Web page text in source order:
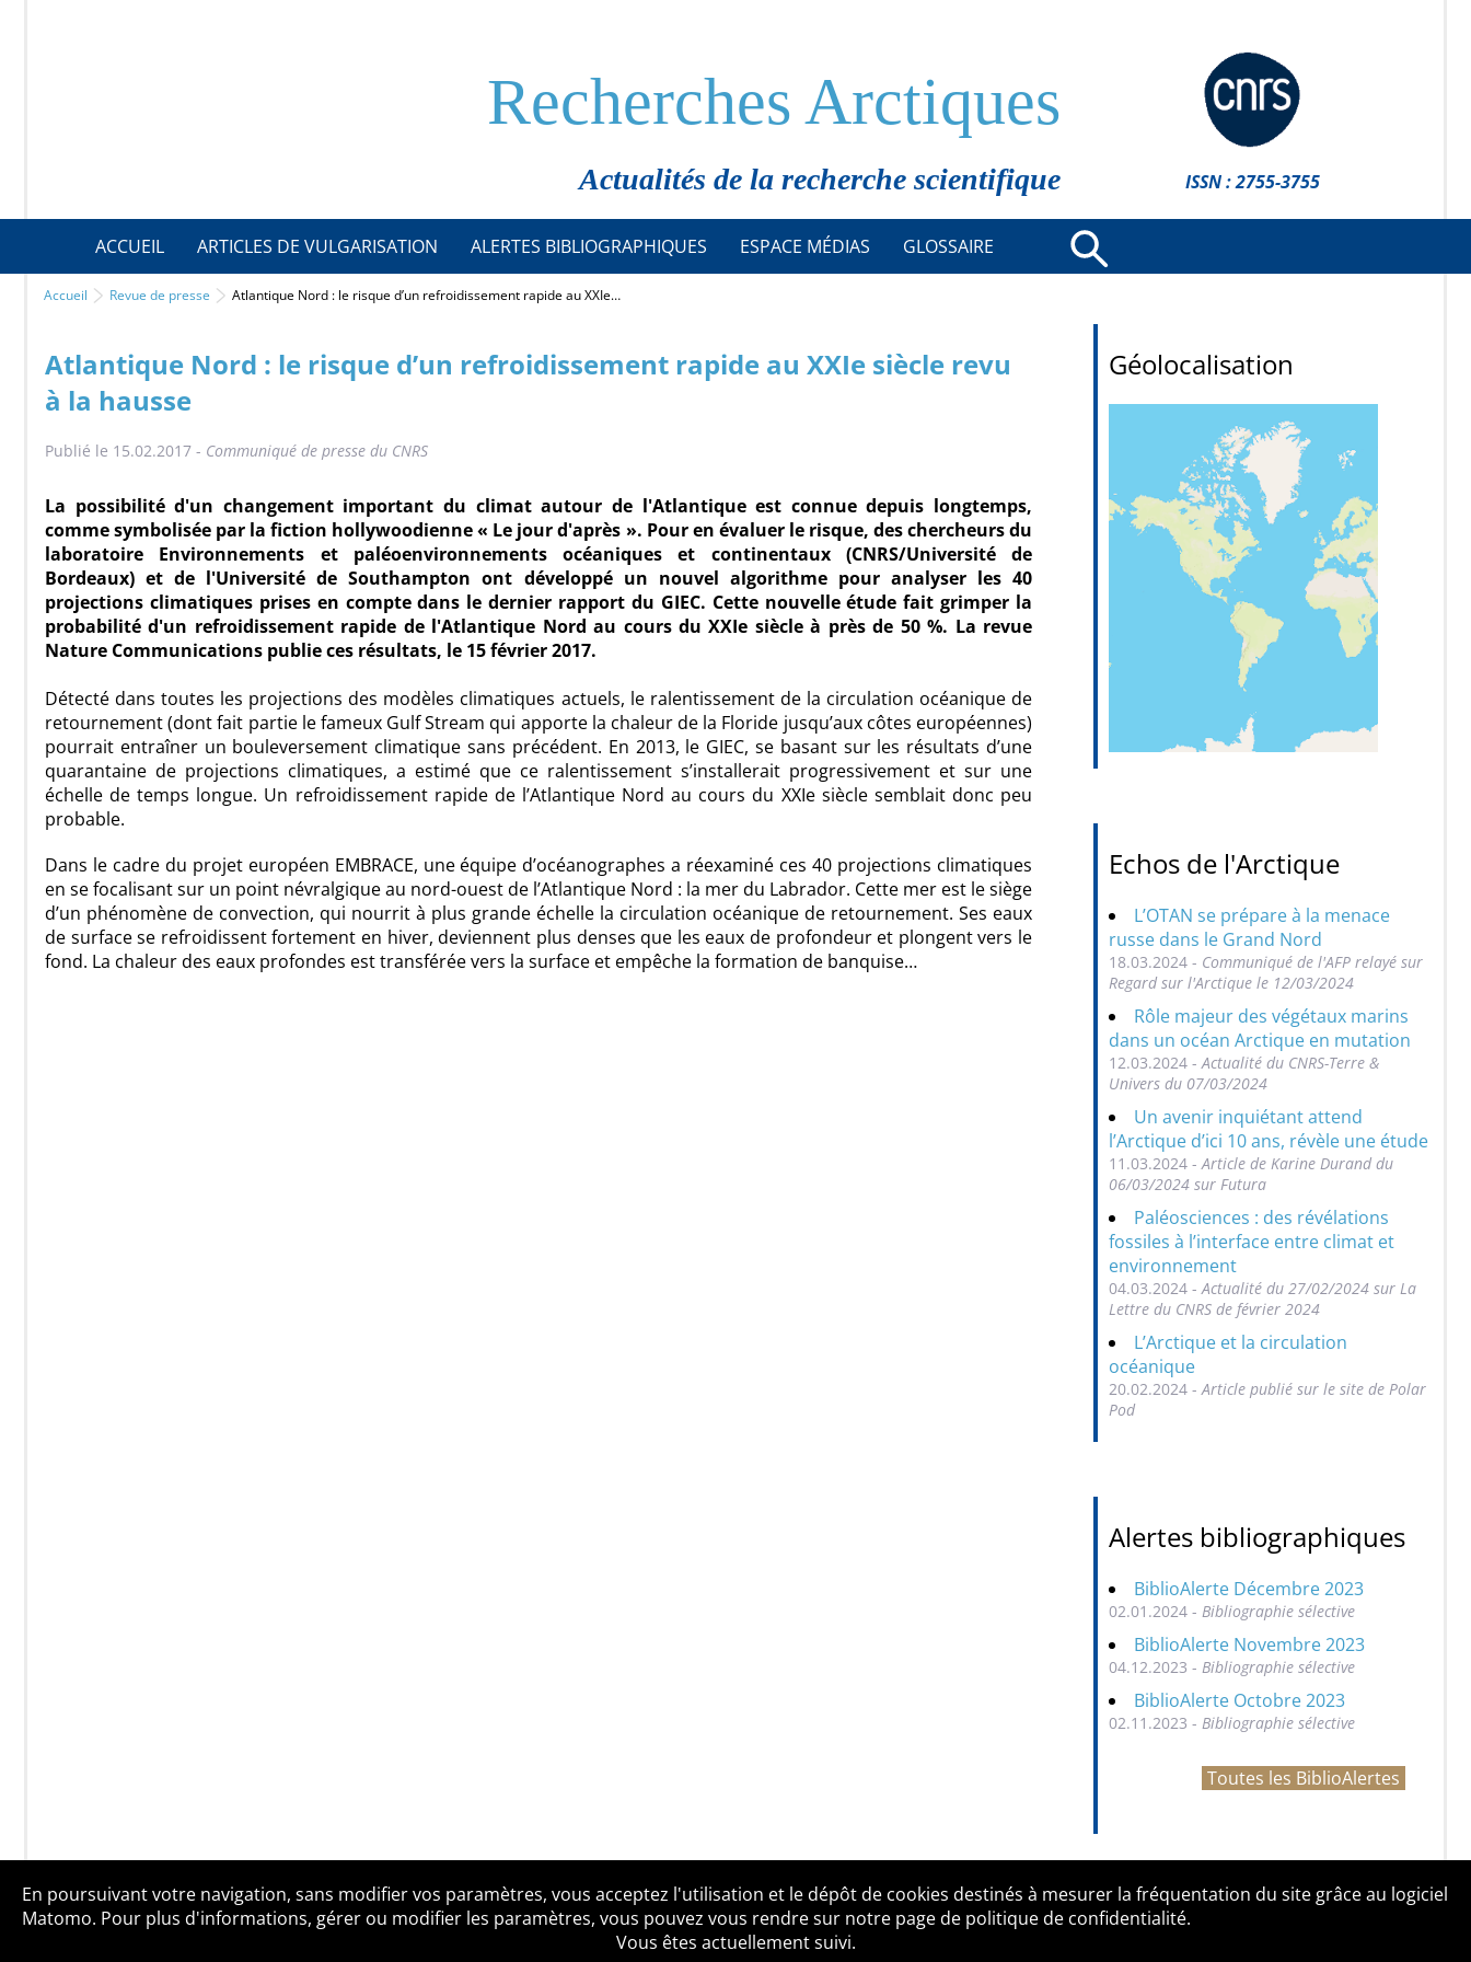
Recherches Arctiques
Actualités de la recherche scientifique ISSN : 2755-3755
ACCUEIL ARTICLES DE VULGARISATION ALERTES BIBLIOGRAPHIQUES ESPACE MÉDIAS GLOSSAIRE
Accueil Revue de presse Atlantique Nord : le risque d’un refroidissement rapide au XXIe…
Atlantique Nord : le risque d’un refroidissement rapide au XXIe siècle revu
à la hausse
Publié le 15.02.2017 - Communiqué de presse du CNRS
La possibilité d'un changement important du climat autour de l'Atlantique est connue depuis longtemps,
comme symbolisée par la fiction hollywoodienne « Le jour d'après ». Pour en évaluer le risque, des chercheurs du
laboratoire Environnements et paléoenvironnements océaniques et continentaux (CNRS/Université de
Bordeaux) et de l'Université de Southampton ont développé un nouvel algorithme pour analyser les 40
projections climatiques prises en compte dans le dernier rapport du GIEC. Cette nouvelle étude fait grimper la
probabilité d'un refroidissement rapide de l'Atlantique Nord au cours du XXIe siècle à près de 50 %. La revue
Nature Communications publie ces résultats, le 15 février 2017.
Détecté dans toutes les projections des modèles climatiques actuels, le ralentissement de la circulation océanique de
retournement (dont fait partie le fameux Gulf Stream qui apporte la chaleur de la Floride jusqu’aux côtes européennes)
pourrait entraîner un bouleversement climatique sans précédent. En 2013, le GIEC, se basant sur les résultats d’une
quarantaine de projections climatiques, a estimé que ce ralentissement s’installerait progressivement et sur une
échelle de temps longue. Un refroidissement rapide de l’Atlantique Nord au cours du XXIe siècle semblait donc peu
probable.
Dans le cadre du projet européen EMBRACE, une équipe d’océanographes a réexaminé ces 40 projections climatiques
en se focalisant sur un point névralgique au nord-ouest de l’Atlantique Nord : la mer du Labrador. Cette mer est le siège
d’un phénomène de convection, qui nourrit à plus grande échelle la circulation océanique de retournement. Ses eaux
de surface se refroidissent fortement en hiver, deviennent plus denses que les eaux de profondeur et plongent vers le
fond. La chaleur des eaux profondes est transférée vers la surface et empêche la formation de banquise…
Géolocalisation
Echos de l'Arctique
L’OTAN se prépare à la menace
russe dans le Grand Nord
18.03.2024 - Communiqué de l'AFP relayé sur
Regard sur l'Arctique le 12/03/2024
Rôle majeur des végétaux marins
dans un océan Arctique en mutation
12.03.2024 - Actualité du CNRS-Terre &
Univers du 07/03/2024
Un avenir inquiétant attend
l’Arctique d’ici 10 ans, révèle une étude
11.03.2024 - Article de Karine Durand du
06/03/2024 sur Futura
Paléosciences : des révélations
fossiles à l’interface entre climat et
environnement
04.03.2024 - Actualité du 27/02/2024 sur La
Lettre du CNRS de février 2024
L’Arctique et la circulation
océanique
20.02.2024 - Article publié sur le site de Polar
Pod
Alertes bibliographiques
BiblioAlerte Décembre 2023
02.01.2024 - Bibliographie sélective
BiblioAlerte Novembre 2023
04.12.2023 - Bibliographie sélective
BiblioAlerte Octobre 2023
02.11.2023 - Bibliographie sélective
Toutes les BiblioAlertes
Qui sommes-nous ? Mentions légales Accessibilité Politique de confidentialité Contact
En poursuivant votre navigation, sans modifier vos paramètres, vous acceptez l'utilisation et le dépôt de cookies destinés à mesurer la fréquentation du site grâce au logiciel
Matomo. Pour plus d'informations, gérer ou modifier les paramètres, vous pouvez vous rendre sur notre page de politique de confidentialité.
Vous êtes actuellement suivi.